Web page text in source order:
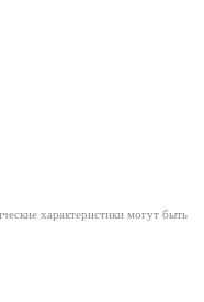
характеристики могут быть